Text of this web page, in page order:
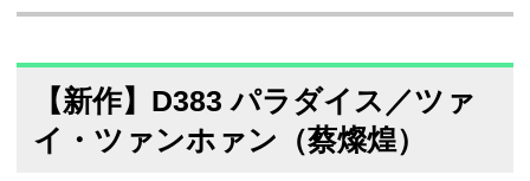
【新作】D383 パラダイス／ツァ
イ・ツァンホァン（蔡燦煌）